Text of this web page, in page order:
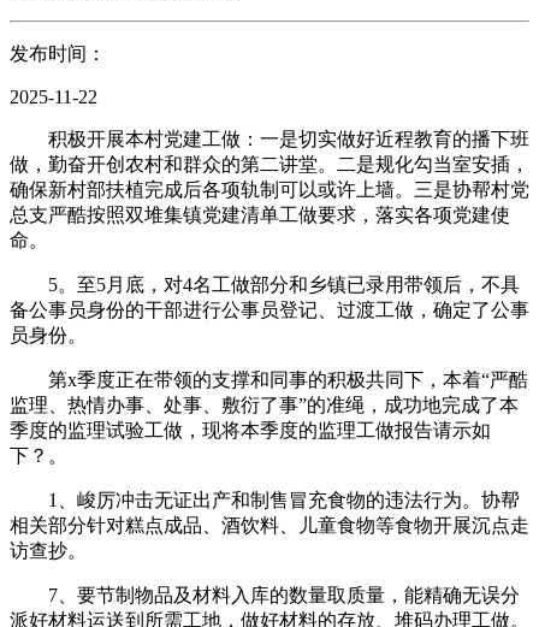
发布时间：
2025-11-22
积极开展本村党建工做：一是切实做好近程教育的播下班
做，勤奋开创农村和群众的第二讲堂。二是规化勾当室安插，
确保新村部扶植完成后各项轨制可以或许上墙。三是协帮村党
总支严酷按照双堆集镇党建清单工做要求，落实各项党建使
命。
5。至5月底，对4名工做部分和乡镇已录用带领后，不具
备公事员身份的干部进行公事员登记、过渡工做，确定了公事
员身份。
第x季度正在带领的支撑和同事的积极共同下，本着“严酷
监理、热情办事、处事、敷衍了事”的准绳，成功地完成了本
季度的监理试验工做，现将本季度的监理工做报告请示如
下？。
1、峻厉冲击无证出产和制售冒充食物的违法行为。协帮
相关部分针对糕点成品、酒饮料、儿童食物等食物开展沉点走
访查抄。
7、要节制物品及材料入库的数量取质量，能精确无误分
派好材料运送到所需工地，做好材料的存放、堆码办理工做。